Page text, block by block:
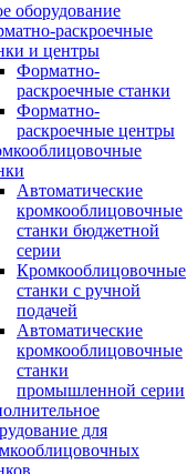
оборудование
раскроечные
и центры
Форматно-
раскроечные станки
Форматно-
раскроечные центры
Автоматические
кромкооблицовочные
станки бюджетной
серии
Кромкооблицовочные
станки с ручной
подачей
Автоматические
кромкооблицовочные
станки
промышленной серии
для